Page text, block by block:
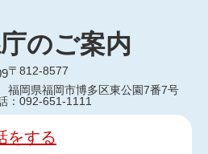
のご案内
〒812-8577
福岡県福岡市博多区東公園7番7号
：092-651-1111
をする